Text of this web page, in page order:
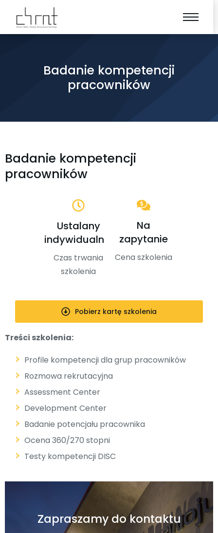
Badanie kompetencji
pracowników
Badanie kompetencji
pracowników
Ustalany
indywidualnie
Czas trwania
szkolenia
Na
zapytanie
Cena szkolenia
Pobierz kartę szkolenia
Treści szkolenia:
Profile kompetencji dla grup pracowników
Rozmowa rekrutacyjna
Assessment Center
Development Center
Badanie potencjału pracownika
Ocena 360/270 stopni
Testy kompetencji DISC
Zapraszamy do kontaktu